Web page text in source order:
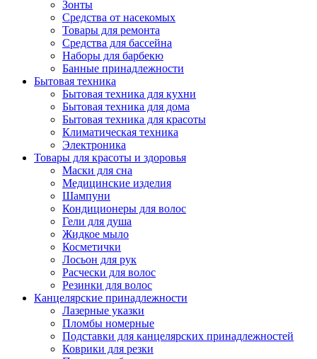
Зонты
Средства от насекомых
Товары для ремонта
Средства для бассейна
Наборы для барбекю
Банные принадлежности
Бытовая техника
Бытовая техника для кухни
Бытовая техника для дома
Бытовая техника для красоты
Климатическая техника
Электроника
Товары для красоты и здоровья
Маски для сна
Медицинские изделия
Шампуни
Кондиционеры для волос
Гели для душа
Жидкое мыло
Косметички
Лосьон для рук
Расчески для волос
Резинки для волос
Канцелярские принадлежности
Лазерные указки
Пломбы номерные
Подставки для канцелярских принадлежностей
Коврики для резки